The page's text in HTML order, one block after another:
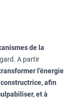
de la
A partir
l’énergie
afin
et à